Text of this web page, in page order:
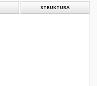
STRUKTURA